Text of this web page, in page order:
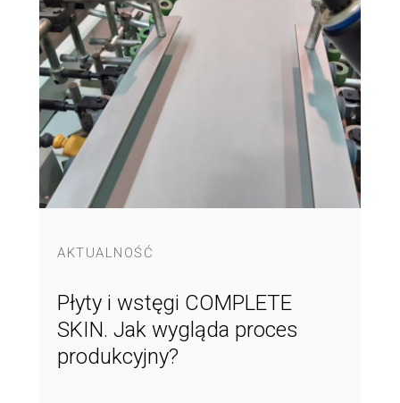
AKTUALNOŚĆ
Płyty i wstęgi COMPLETE
SKIN. Jak wygląda proces
produkcyjny?